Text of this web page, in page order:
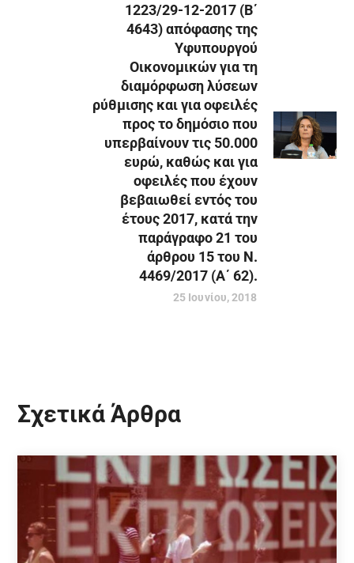
1223/29-12-2017 (Β΄
4643) απόφασης της
Υφυπουργού
Οικονομικών για τη
διαμόρφωση λύσεων
ρύθμισης και για οφειλές
προς το δημόσιο που
υπερβαίνουν τις 50.000
ευρώ, καθώς και για
οφειλές που έχουν
βεβαιωθεί εντός του
έτους 2017, κατά την
παράγραφο 21 του
άρθρου 15 του Ν.
4469/2017 (Α΄ 62).
25 Ιουνίου, 2018
Σχετικά Άρθρα